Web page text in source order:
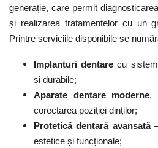
generație, care permit
și realizarea tratamentelor cu un
Printre serviciile disponibile se
Implanturi dentare cu
și durabile;
Aparate dentare moderne,
corectarea poziției dinților;
Protetică dentară avansată–
estetice și funcționale;